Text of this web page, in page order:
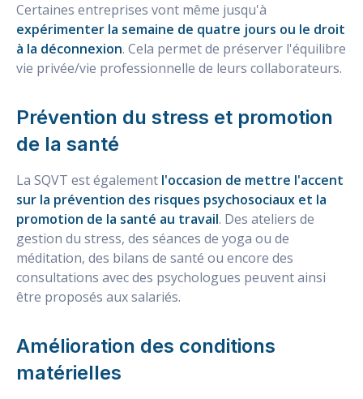
Certaines entreprises vont même jusqu'à
expérimenter la semaine de quatre jours ou le droit
à la déconnexion. Cela permet de préserver l'équilibre
vie privée/vie professionnelle de leurs collaborateurs.
Prévention du stress et promotion
de la santé
La SQVT est également l'occasion de mettre l'accent
sur la prévention des risques psychosociaux et la
promotion de la santé au travail. Des ateliers de
gestion du stress, des séances de yoga ou de
méditation, des bilans de santé ou encore des
consultations avec des psychologues peuvent ainsi
être proposés aux salariés.
Amélioration des conditions
matérielles